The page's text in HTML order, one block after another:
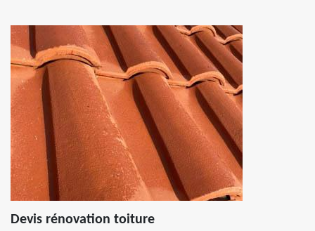
Devis rénovation toiture